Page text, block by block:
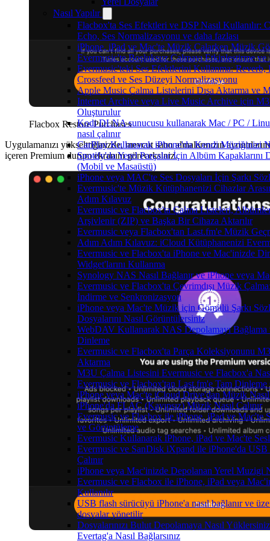
Nasıl Yapılır
Flacbox'ta Ses Efektleri ve DSP Nasıl Kullanılır:
Echo, Ses Normalizasyonu ve daha fazlası
iPhone, iPad ve Mac'te Müzik Çalarken Müzik
Evermusic'te Boşluksuz Çalmayı Etkinleştirme
Evermusic'teki Ses Efektlerini Kullanma:
Crossfeed ve Ses Düzeyi Normalizasyonu
Apple Music Çalma Listelerini Dışa Aktarma ve
Internet Archive veya Live Music Archive için
Oluşturulur
Kodi DLNA sunucusu kullanarak Mac / PC /
nasıl çalınır
CarPlay Kullanarak iPhone'da Kendi Müziğinizi
Spotify'da Yerel Parçalar İçin Albüm Kapaklarını
(Mobil ve Masaüstü)
iPhone veya MAC'te Ses Dosyaları İçin Şarkı
Evermusic'te Müzik Kütüphanenizi Cihazlar
Adım Kılavuz
Evermusic ve Flacbox'ta Çalma Listeleri,
Arşivlenir (ZIP) ve Başka Bir Cihaza Aktarılır
Evermusic veya Flacbox'tan Last.fm'e Müzik
Adım Adım Kılavuz: iCloud Kütüphanenizi
Evermusic ve Flacbox'ta iPhone ve Mac'inizde
Widget'larını Kullanma
Synology NAS Nasıl Bağlanır ve iPhone veya
Evermusic ve Flacbox'ta Çevrimdışı Müzik
İndirme ve Senkronizasyon
iPhone veya Mac'te Müzik için Gömülü Şarkı
Dosyalarını Nasıl Görüntülersiniz
WebDAV Kullanarak NAS Depolamayı
Dinleme
Evermusic ve Flacbox'ta Parça Koleksiyonunu
Aktarma
M3U Çalma Listesini Evermusic ve Flacbox'a
Evermusic ve Flacbox'tan Last.fm'e Tam Dinleme
iPhone veya Mac'te iCloud Drive'dan Müzik
iPhone'da FLAC (Kayıpsız) Müzik Nasıl Çalınır
Evermusic ve Flacbox ile iPhone, iPad ve Mac'te
ve Görüntüleme
Evermusic Kullanarak iPhone, iPad ve Mac'te
Evermusic ve SanDisk iXpand ile iPhone'da USB
Çalınır
iPhone veya Mac'inizde Depolanan Yerel Muzigi
Evermusic ve Flacbox ile iPhone, iPad veya
Kullanılır
USB flash sürücüyü iPhone'a nasıl bağlanır ve
dosyalar yönetilir
Dosyalarınızı Bulut Depolamaya Nasıl
Evertag'a Nasıl Bağlarsınız
Flacbox Restore Purchases
Uygulamanızı yükselttiğinizde, mevcut satın almalarınızın ayrıntılarını
içeren Premium durum ekranını göreceksiniz.